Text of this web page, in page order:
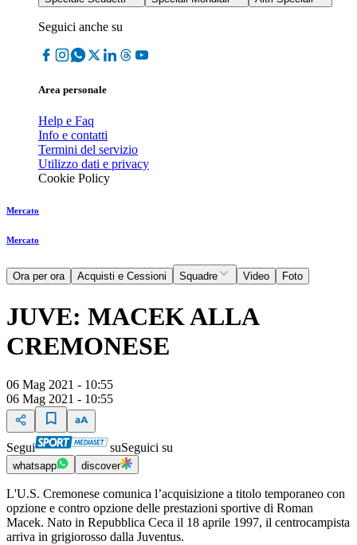
Seguici anche su
Area personale
Help e Faq
Info e contatti
Termini del servizio
Utilizzo dati e privacy
Cookie Policy
Mercato
Mercato
Ora per ora Acquisti e Cessioni Squadre Video Foto
JUVE: MACEK ALLA
CREMONESE
06 Mag 2021 - 10:55
06 Mag 2021 - 10:55
Segui suSeguici su
whatsapp discover
L'U.S. Cremonese comunica l’acquisizione a titolo temporaneo con
opzione e contro opzione delle prestazioni sportive di Roman
Macek. Nato in Repubblica Ceca il 18 aprile 1997, il centrocampista
arriva in grigiorosso dalla Juventus.